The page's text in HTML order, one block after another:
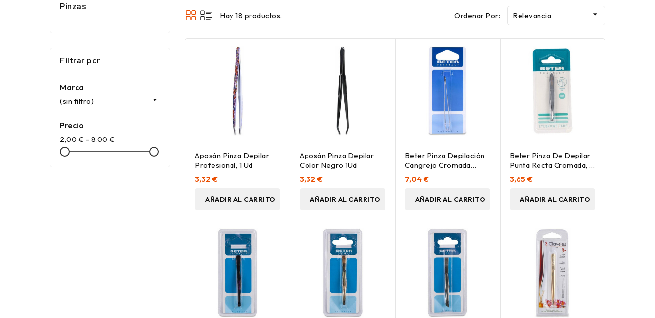
Pinzas
Filtrar por
Marca
(sin filtro) 
Precio
2,00 € - 8,00 €
Hay 18 productos. Ordenar Por: Relevancia 
Aposán Pinza Depilar
Profesional, 1 Ud
3,32 €
AÑADIR AL CARRITO
Aposán Pinza Depilar
Color Negro 1Ud
3,32 €
AÑADIR AL CARRITO
Beter Pinza Depilación
Cangrejo Cromada
9_3Cm 1Ud
7,04 €
AÑADIR AL CARRITO
Beter Pinza De Depilar
Punta Recta Cromada, 1
Ud
3,65 €
AÑADIR AL CARRITO